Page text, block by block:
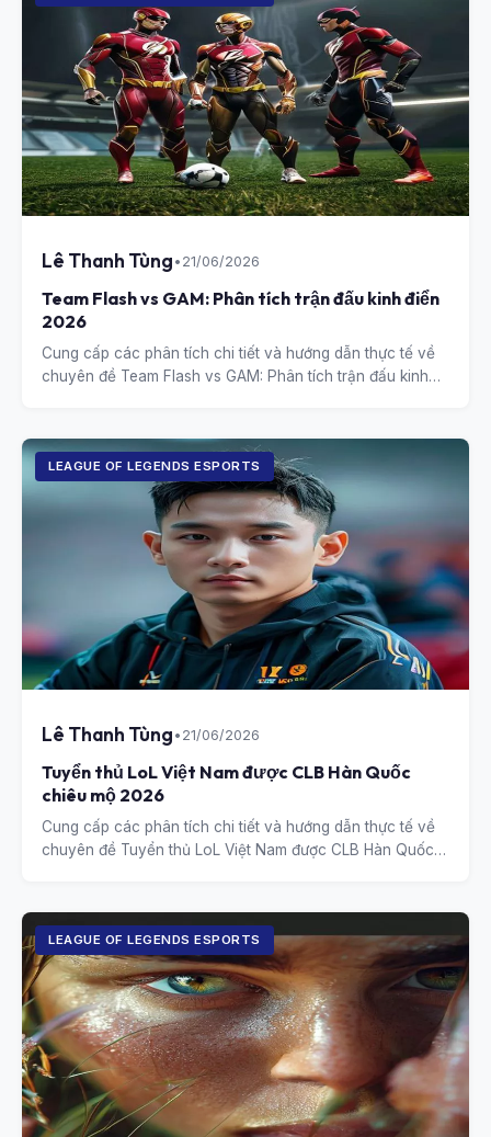
Lê Thanh Tùng • 21/06/2026
Team Flash vs GAM: Phân tích trận đấu kinh điển
2026
Cung cấp các phân tích chi tiết và hướng dẫn thực tế về
chuyên đề Team Flash vs GAM: Phân tích trận đấu kinh
LEAGUE OF LEGENDS ESPORTS
Lê Thanh Tùng • 21/06/2026
Tuyển thủ LoL Việt Nam được CLB Hàn Quốc
chiêu mộ 2026
Cung cấp các phân tích chi tiết và hướng dẫn thực tế về
chuyên đề Tuyển thủ LoL Việt Nam được CLB Hàn Quốc
LEAGUE OF LEGENDS ESPORTS